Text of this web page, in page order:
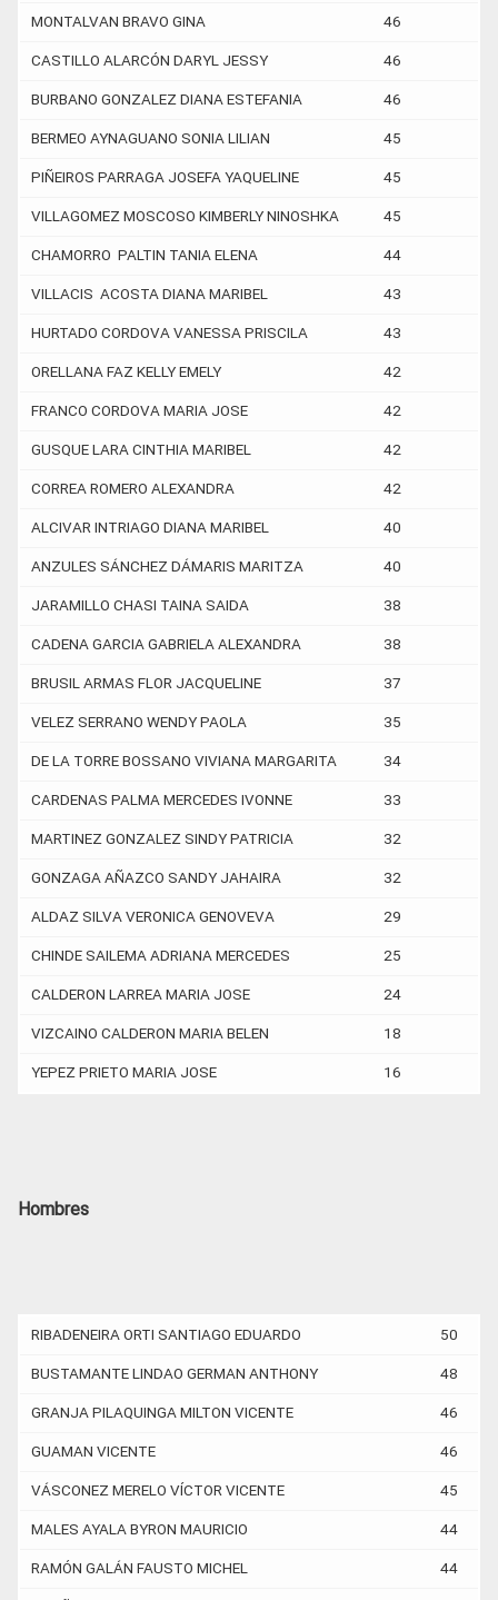
MONTALVAN BRAVO GINA 46
CASTILLO ALARCÓN DARYL JESSY 46
BURBANO GONZALEZ DIANA ESTEFANIA 46
BERMEO AYNAGUANO SONIA LILIAN 45
PIÑEIROS PARRAGA JOSEFA YAQUELINE 45
VILLAGOMEZ MOSCOSO KIMBERLY NINOSHKA 45
CHAMORRO PALTIN TANIA ELENA 44
VILLACIS ACOSTA DIANA MARIBEL 43
HURTADO CORDOVA VANESSA PRISCILA 43
ORELLANA FAZ KELLY EMELY 42
FRANCO CORDOVA MARIA JOSE 42
GUSQUE LARA CINTHIA MARIBEL 42
CORREA ROMERO ALEXANDRA 42
ALCIVAR INTRIAGO DIANA MARIBEL 40
ANZULES SÁNCHEZ DÁMARIS MARITZA 40
JARAMILLO CHASI TAINA SAIDA 38
CADENA GARCIA GABRIELA ALEXANDRA 38
BRUSIL ARMAS FLOR JACQUELINE 37
VELEZ SERRANO WENDY PAOLA 35
DE LA TORRE BOSSANO VIVIANA MARGARITA 34
CARDENAS PALMA MERCEDES IVONNE 33
MARTINEZ GONZALEZ SINDY PATRICIA 32
GONZAGA AÑAZCO SANDY JAHAIRA 32
ALDAZ SILVA VERONICA GENOVEVA 29
CHINDE SAILEMA ADRIANA MERCEDES 25
CALDERON LARREA MARIA JOSE 24
VIZCAINO CALDERON MARIA BELEN 18
YEPEZ PRIETO MARIA JOSE 16
Hombres
RIBADENEIRA ORTI SANTIAGO EDUARDO 50
BUSTAMANTE LINDAO GERMAN ANTHONY 48
GRANJA PILAQUINGA MILTON VICENTE 46
GUAMAN VICENTE 46
VÁSCONEZ MERELO VÍCTOR VICENTE 45
MALES AYALA BYRON MAURICIO 44
RAMÓN GALÁN FAUSTO MICHEL 44